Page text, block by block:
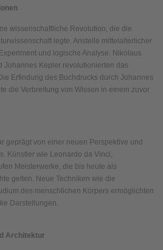
wissenschaftliche Revolution, die die
legte. Anstelle mittelalterlicher
und logische Analyse. Nikolaus
Johannes Kepler revolutionierten das
Erfindung des Buchdrucks durch Johannes
die Verbreitung von Wissen in einem zuvor
geprägt von einer neuen Perspektive und
Künstler wie Leonardo da Vinci,
Meisterwerke, die bis heute als
gelten. Neue Techniken wie die
des menschlichen Körpers ermöglichten
Darstellungen.
Architektur